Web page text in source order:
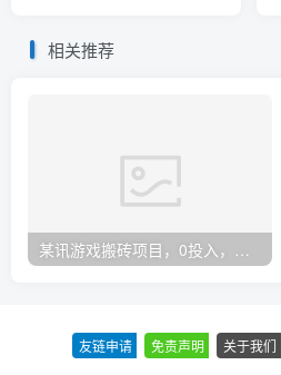
相关推荐
某讯游戏搬砖项目，0投入，可以挂机，轻松上手,月入3000+上不封顶
友链申请 免责声明 关于我们